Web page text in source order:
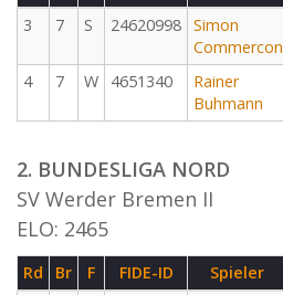
3
7 S 24620998 Simon
Commercon
4
7 W 4651340
Rainer
Buhmann
2. BUNDESLIGA NORD
SV Werder Bremen II
ELO: 2465
Rd Br F FIDE-ID Spieler